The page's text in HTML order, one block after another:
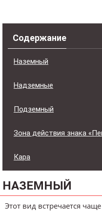
Содержание
Наземный
Надземные
Подземный
Зона действия знака
Кара
НАЗЕМНЫЙ
Этот вид встречается